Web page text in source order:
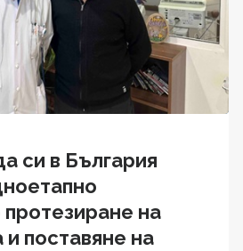
си в България
на
и поставяне на